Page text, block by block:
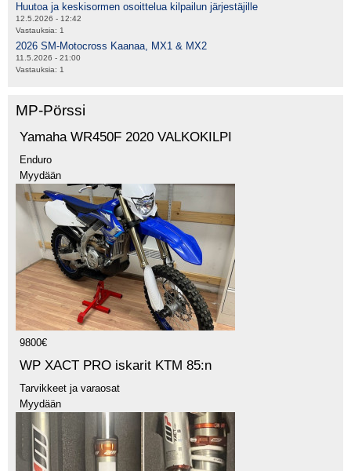
Huutoa ja keskisormen osoittelua kilpailun järjestäjille
12.5.2026 - 12:42
Vastauksia: 1
2026 SM-Motocross Kaanaa, MX1 & MX2
11.5.2026 - 21:00
Vastauksia: 1
MP-Pörssi
Yamaha WR450F 2020 VALKOKILPI
Enduro
Myydään
9800€
WP XACT PRO iskarit KTM 85:n
Tarvikkeet ja varaosat
Myydään